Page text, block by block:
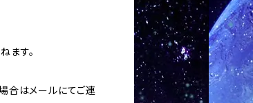
ます。
合はメールにてご連